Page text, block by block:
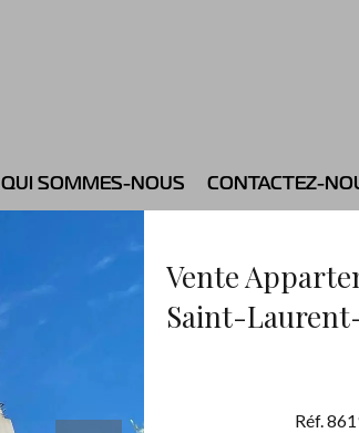
QUI SOMMES-NOUS CONTACTEZ-
Vente
Saint-
Réf.